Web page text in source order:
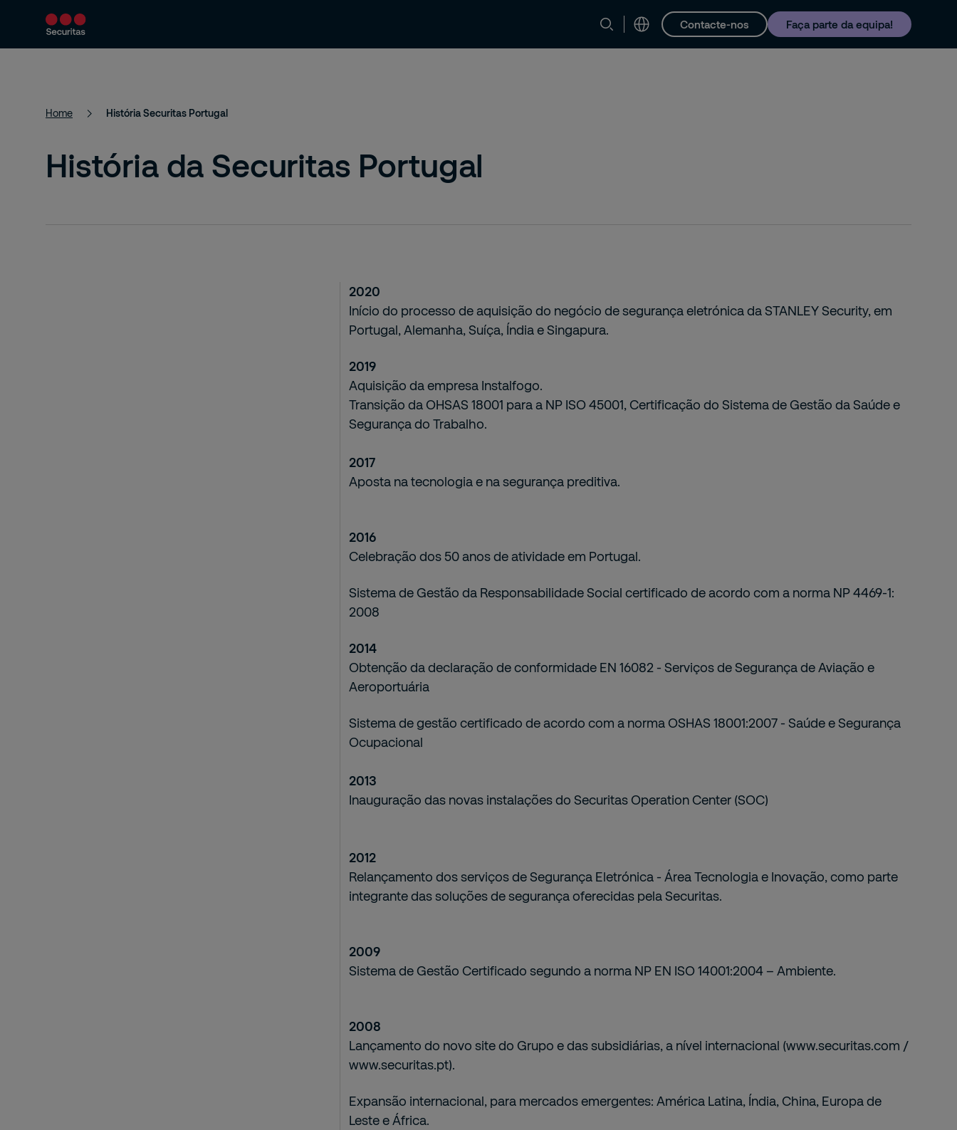
Contacte-nos Faça parte da equipa!
Produtos e Serviços Soluções de segurança Media e Insights Carreiras Contacto e Suporte
Home História Securitas Portugal
História da Securitas Portugal
2020
Início do processo de aquisição do negócio de segurança eletrónica da STANLEY Security, em
Portugal, Alemanha, Suíça, Índia e Singapura.
2019
Aquisição da empresa Instalfogo.
Transição da OHSAS 18001 para a NP ISO 45001, Certificação do Sistema de Gestão da Saúde e
Segurança do Trabalho.
2017
Aposta na tecnologia e na segurança preditiva.
2016
Celebração dos 50 anos de atividade em Portugal.
Sistema de Gestão da Responsabilidade Social certificado de acordo com a norma NP 4469-1:
2008
2014
Obtenção da declaração de conformidade EN 16082 - Serviços de Segurança de Aviação e
Aeroportuária
Sistema de gestão certificado de acordo com a norma OSHAS 18001:2007 - Saúde e Segurança
Ocupacional
2013
Inauguração das novas instalações do Securitas Operation Center (SOC)
2012
Relançamento dos serviços de Segurança Eletrónica - Área Tecnologia e Inovação, como parte
integrante das soluções de segurança oferecidas pela Securitas.
2009
Sistema de Gestão Certificado segundo a norma NP EN ISO 14001:2004 – Ambiente.
2008
Lançamento do novo site do Grupo e das subsidiárias, a nível internacional (www.securitas.com /
www.securitas.pt).
Expansão internacional, para mercados emergentes: América Latina, Índia, China, Europa de
Leste e África.